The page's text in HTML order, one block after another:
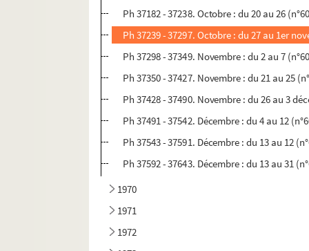
Ph 37182 - 37238. Octobre : du 20 au 26
Ph 37239 - 37297. Octobre : du 27 au 1er
Ph 37298 - 37349. Novembre : du 2 au 7
Ph 37350 - 37427. Novembre : du 21 au 25
Ph 37428 - 37490. Novembre : du 26 au 3
Ph 37491 - 37542. Décembre : du 4 au 12
Ph 37543 - 37591. Décembre : du 13 au 12
Ph 37592 - 37643. Décembre : du 13 au 31
1970
1971
1972